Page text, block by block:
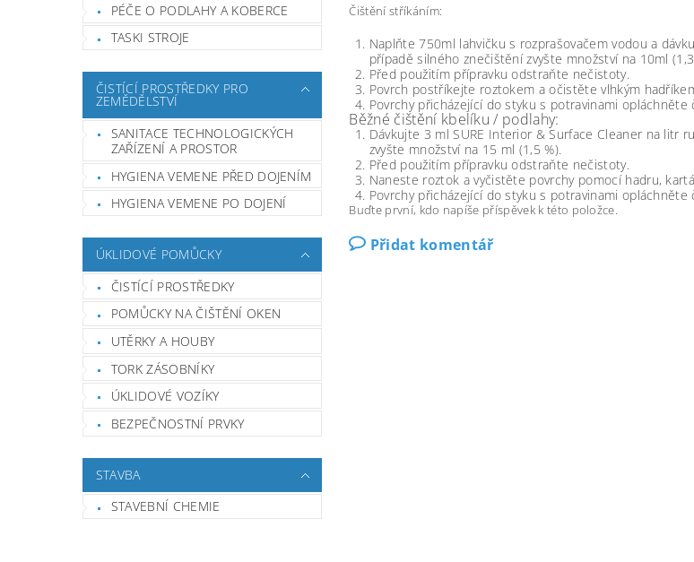
PÉČE O PODLAHY A KOBERCE
TASKI STROJE
ČISTÍCÍ PROSTŘEDKY PRO
ZEMĚDĚLSTVÍ
SANITACE TECHNOLOGICKÝCH
ZAŘÍZENÍ A PROSTOR
HYGIENA VEMENE PŘED DOJENÍM
HYGIENA VEMENE PO DOJENÍ
ÚKLIDOVÉ POMŮCKY
ČISTÍCÍ PROSTŘEDKY
POMŮCKY NA ČIŠTĚNÍ OKEN
UTĚRKY A HOUBY
TORK ZÁSOBNÍKY
ÚKLIDOVÉ VOZÍKY
BEZPEČNOSTNÍ PRVKY
STAVBA
STAVEBNÍ CHEMIE
Čištění stříkáním:
Naplňte 750ml lahvičku s rozprašovačem vodou a
případě silného znečištění zvyšte množství na 10ml
Před použitím přípravku odstraňte nečistoty.
Povrch postříkejte roztokem a očistěte vlhkým
Povrchy přicházející do styku s potravinami
Běžné čištění kbelíku / podlahy:
Dávkujte 3 ml SURE Interior & Surface Cleaner na litr
zvyšte množství na 15 ml (1,5 %).
Před použitím přípravku odstraňte nečistoty.
Naneste roztok a vyčistěte povrchy pomocí hadru,
Povrchy přicházející do styku s potravinami
Buďte první, kdo napíše příspěvek k této položce.
Přidat komentář